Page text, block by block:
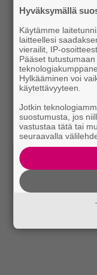
Hyväksymällä
Käytämme
laitteellesi
vierailit, IP-
Pääset
Hylkääminen voi
käytettävyyteen.
Jotkin
suostumusta, jos
vastustaa tätä tai
seuraavalla